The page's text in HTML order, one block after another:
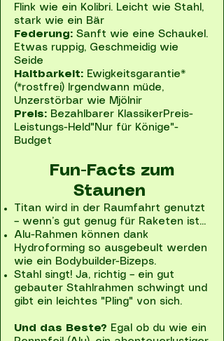
Flink wie ein Kolibri. Leicht wie Stahl,
stark wie ein Bär
Federung: Sanft wie eine Schaukel.
Etwas ruppig, Geschmeidig wie
Seide
Haltbarkeit: Ewigkeitsgarantie*
(*rostfrei) Irgendwann müde,
Unzerstörbar wie Mjölnir
Preis: Bezahlbarer KlassikerPreis-
Leistungs-Held"Nur für Könige"-
Budget
Fun-Facts zum
Staunen
Titan wird in der Raumfahrt genutzt
– wenn’s gut genug für Raketen ist...
Alu-Rahmen können dank
Hydroforming so ausgebeult werden
wie ein Bodybuilder-Bizeps.
Stahl singt! Ja, richtig – ein gut
gebauter Stahlrahmen schwingt und
gibt ein leichtes "Pling" von sich.
Und das Beste? Egal ob du wie ein